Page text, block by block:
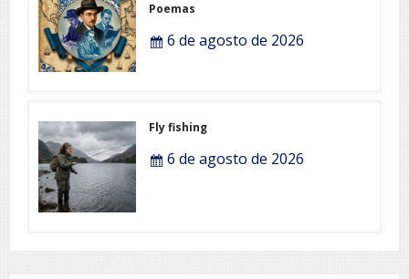
Poemas
6 de agosto de 2026
Fly fishing
6 de agosto de 2026